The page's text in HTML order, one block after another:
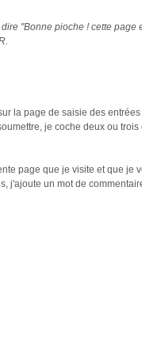
"Bonne pioche ! cette page
la page de saisie des
je coche deux ou
page que je visite et que je
j'ajoute un mot de